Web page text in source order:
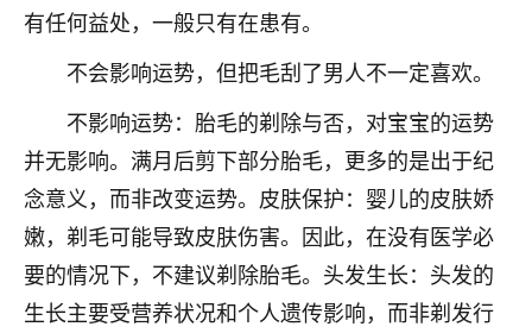
有任何益处，一般只有在患有。
不会影响运势，但把毛刮了男人不一定喜欢。
不影响运势：胎毛的剃除与否，对宝宝的运势
并无影响。满月后剪下部分胎毛，更多的是出于纪
念意义，而非改变运势。皮肤保护：婴儿的皮肤娇
嫩，剃毛可能导致皮肤伤害。因此，在没有医学必
要的情况下，不建议剃除胎毛。头发生长：头发的
生长主要受营养状况和个人遗传影响，而非剃发行
鹿森：恭喜升职加薪！！，请客吗？�
12小时前 来自北京 32
心心相印
我身体不太好，总是病病殃殃的，去检查又没什么大
问题，反正就是不舒服。中医西医看遍了，找不到问
题，后来无意中看到有人推荐慧来老师，跟老师聊过
之后，心情豁然开朗，也听老师建议，处理了一些因
果问题。今年以来，身体比以前好多，主要是心情好
了，老师说境随心转，现在深有体会了。